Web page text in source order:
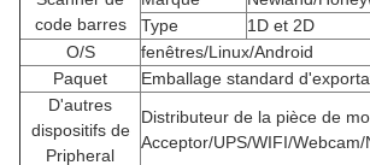
code barres
Type
1D et 2D
O/S
fenêtres/Linux/Android
Paquet
Emballage standard
D'autres
dispositifs de
Pripheral
Distributeur de la pièce de
Acceptor/UPS/WIFI/Webcam/